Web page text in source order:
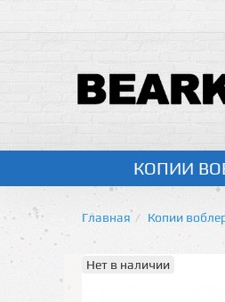
КОПИИ
Главная Копии
Нет в наличии